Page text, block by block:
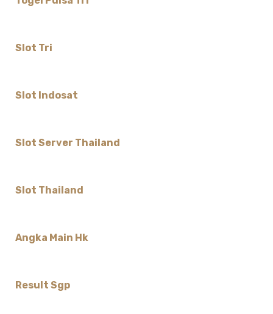
Slot Tri
Slot Indosat
Slot Server Thailand
Slot Thailand
Angka Main Hk
Result Sgp